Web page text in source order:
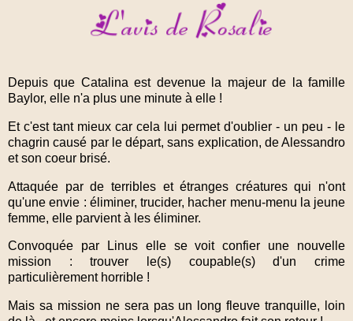
Depuis que Catalina est devenue la majeur de la famille
Baylor, elle n'a plus une minute à elle !
Et c'est tant mieux car cela lui permet d'oublier - un peu - le
chagrin causé par le départ, sans explication, de Alessandro
et son coeur brisé.
Attaquée par de terribles et étranges créatures qui n'ont
qu'une envie : éliminer, trucider, hacher menu-menu la jeune
femme, elle parvient à les éliminer.
Convoquée par Linus elle se voit confier une nouvelle
mission : trouver le(s) coupable(s) d'un crime
particulièrement horrible !
Mais sa mission ne sera pas un long fleuve tranquille, loin